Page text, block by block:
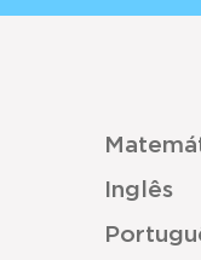
Inglês